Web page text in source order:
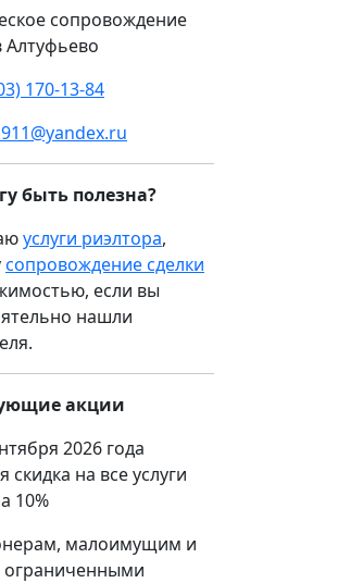
сопровождение
Алтуфьево
170-13-84
быть полезна?
услуги риэлтора,
сопровождение сделки
если вы
нашли
акции
2026 года
скидка на все услуги
10%
малоимущим и